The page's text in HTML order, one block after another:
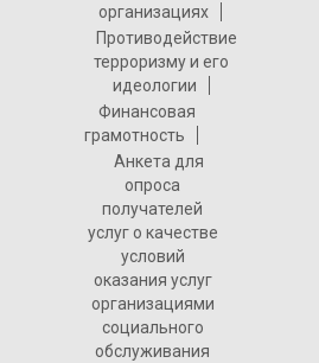
организациях
Противодействие
терроризму и его
идеологии
Финансовая
грамотность
Анкета для
опроса
получателей
услуг о качестве
условий
оказания услуг
организациями
социального
обслуживания